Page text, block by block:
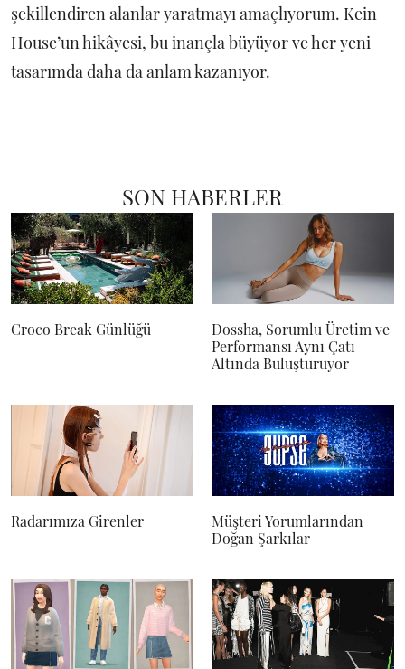
şekillendiren alanlar yaratmayı amaçlıyorum. Kein
House’un hikâyesi, bu inançla büyüyor ve her yeni
tasarımda daha da anlam kazanıyor.
SON HABERLER
Croco Break Günlüğü
Dossha, Sorumlu Üretim ve
Performansı Aynı Çatı
Altında Buluşturuyor
Radarımıza Girenler
Müşteri Yorumlarından
Doğan Şarkılar